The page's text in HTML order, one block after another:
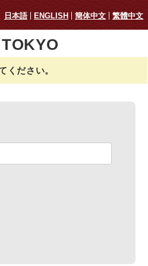
日本語 ENGLISH 簡体中文 繁體中文
ください。